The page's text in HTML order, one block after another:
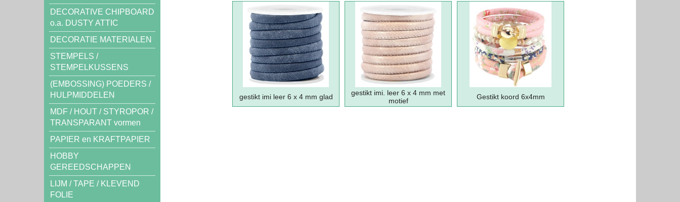
DECORATIVE CHIPBOARD
o.a. DUSTY ATTIC
DECORATIE MATERIALEN
STEMPELS /
STEMPELKUSSENS
(EMBOSSING) POEDERS /
HULPMIDDELEN
MDF / HOUT / STYROPOR /
TRANSPARANT vormen
PAPIER en KRAFTPAPIER
HOBBY
GEREEDSCHAPPEN
LIJM / TAPE / KLEVEND
FOLIE
gestikt imi leer 6 x 4 mm glad
gestikt imi. leer 6 x 4 mm met
motief
Gestikt koord 6x4mm